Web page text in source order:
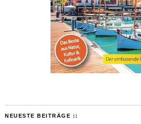
NEUESTE BEITRÄGE ::